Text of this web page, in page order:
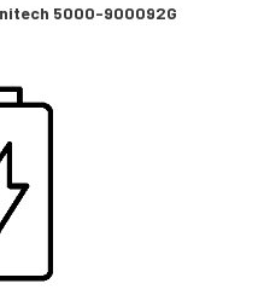
5000-900092G